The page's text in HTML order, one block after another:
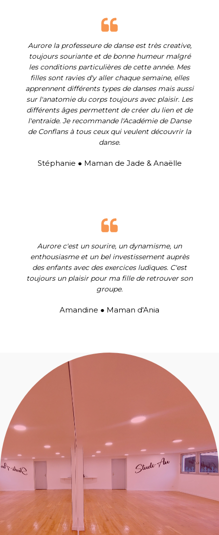
Aurore la professeure de danse est très creative,
toujours souriante et de bonne humeur malgré
les conditions particulières de cette année. Mes
filles sont ravies d'y aller chaque semaine, elles
apprennent différents types de danses mais aussi
sur l'anatomie du corps toujours avec plaisir. Les
différents âges permettent de créer du lien et de
l'entraide. Je recommande l'Académie de Danse
de Conflans à tous ceux qui veulent découvrir la
danse.
Stéphanie ● Maman de Jade & Anaëlle
Aurore c'est un sourire, un dynamisme, un
enthousiasme et un bel investissement auprès
des enfants avec des exercices ludiques. C'est
toujours un plaisir pour ma fille de retrouver son
groupe.
Amandine ● Maman d'Ania